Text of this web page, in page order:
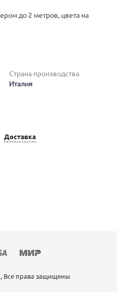
до 2 метров, цвета на
Страна производства
Италия
Доставка
Все права защищены